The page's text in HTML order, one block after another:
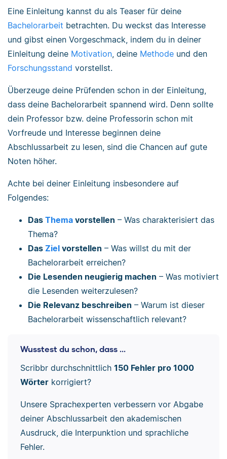
Eine Einleitung kannst du als Teaser für deine
Bachelorarbeit betrachten. Du weckst das Interesse
und gibst einen Vorgeschmack, indem du in deiner
Einleitung deine Motivation , deine Methode und den
Forschungsstand vorstellst.
Überzeuge deine Prüfenden schon in der Einleitung,
dass deine Bachelorarbeit spannend wird. Denn sollte
dein Professor bzw. deine Professorin schon mit
Vorfreude und Interesse beginnen deine
Abschlussarbeit zu lesen, sind die Chancen auf gute
Noten höher.
Achte bei deiner Einleitung insbesondere auf
Folgendes:
Das Thema vorstellen – Was charakterisiert das
Thema?
Das Ziel vorstellen – Was willst du mit der
Bachelorarbeit erreichen?
Die Lesenden neugierig machen – Was motiviert
die Lesenden weiterzulesen?
Die Relevanz beschreiben – Warum ist dieser
Bachelorarbeit wissenschaftlich relevant?
Wusstest du schon, dass ...
Scribbr durchschnittlich 150 Fehler pro 1000
Wörterkorrigiert?
Unsere Sprachexperten verbessern vor Abgabe
deiner Abschlussarbeit den akademischen
Ausdruck, die Interpunktion und sprachliche
Fehler.